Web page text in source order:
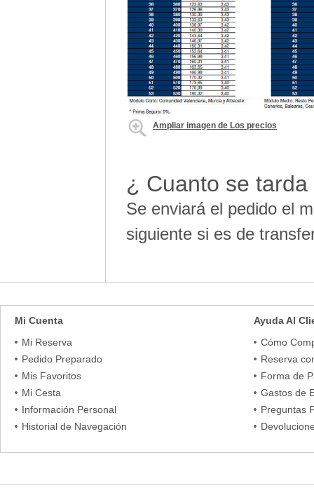
Ampliar imagen de Los precios
¿ Cuanto se
Se enviará el pedido el
siguiente si es de
Mi Cuenta
Mi Reserva
Pedido Preparado
Mis Favoritos
Mi Cesta
Información Personal
Historial de Navegación
Ayuda Al
Cómo
Reserva
Forma de
Gastos de
Preguntas